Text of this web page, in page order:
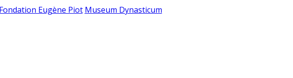
Eugène Piot Museum Dynasticum